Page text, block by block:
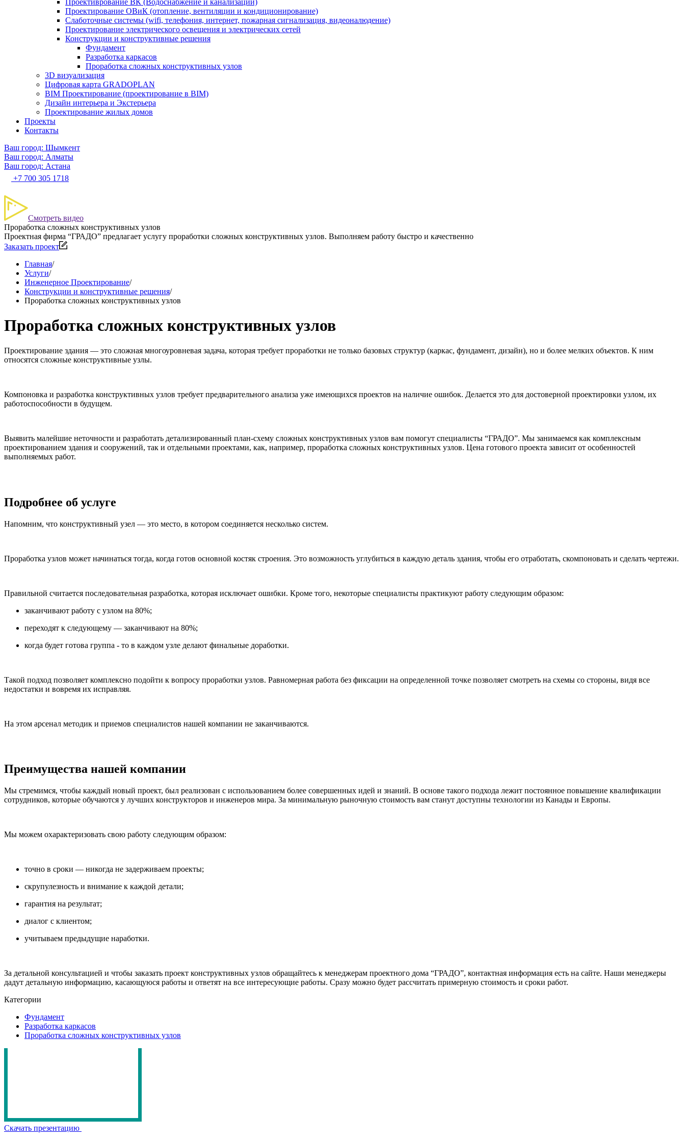
Проективрование ВК (Водоснабжение и канализации)
Проектирование ОВиК (отопление, вентиляции и кондиционирование)
Слаботочные системы (wifi, телефония, интернет, пожарная сигнализация, видеоналюдение)
Проектирование электрического освещения и электрических сетей
Конструкции и конструктивные решения
Фундамент
Разработка каркасов
Проработка сложных конструктивных узлов
3D визуализация
Цифровая карта GRADOPLAN
BIM Проектирование (проектирование в BIM)
Дизайн интерьера и Экстерьера
Проектирование жилых домов
Проекты
Контакты
Ваш город: Шымкент
Ваш город: Алматы
Ваш город: Астана
+7 700 305 1718
Смотреть видео
Проработка сложных конструктивных узлов
Проектная фирма “ГРАДО” предлагает услугу проработки сложных конструктивных узлов. Выполняем работу быстро и качественно
Заказать проект
Главная/
Услуги/
Инженерное Проектирование/
Конструкции и конструктивные решения/
Проработка сложных конструктивных узлов
Проработка сложных конструктивных узлов
Проектирование здания — это сложная многоуровневая задача, которая требует проработки не только базовых структур (каркас, фундамент, дизайн), но и более мелких объектов. К ним
относятся сложные конструктивные узлы.
Компоновка и разработка конструктивных узлов требует предварительного анализа уже имеющихся проектов на наличие ошибок. Делается это для достоверной проектировки узлом, их
работоспособности в будущем.
Выявить малейшие неточности и разработать детализированный план-схему сложных конструктивных узлов вам помогут специалисты “ГРАДО”. Мы занимаемся как комплексным
проектированием здания и сооружений, так и отдельными проектами, как, например, проработка сложных конструктивных узлов. Цена готового проекта зависит от особенностей
выполняемых работ.
Подробнее об услуге
Напомним, что конструктивный узел — это место, в котором соединяется несколько систем.
Проработка узлов может начинаться тогда, когда готов основной костяк строения. Это возможность углубиться в каждую деталь здания, чтобы его отработать, скомпоновать и сделать чертежи.
Правильной считается последовательная разработка, которая исключает ошибки. Кроме того, некоторые специалисты практикуют работу следующим образом:
заканчивают работу с узлом на 80%;
переходят к следующему — заканчивают на 80%;
когда будет готова группа - то в каждом узле делают финальные доработки.
Такой подход позволяет комплексно подойти к вопросу проработки узлов. Равномерная работа без фиксации на определенной точке позволяет смотреть на схемы со стороны, видя все
недостатки и вовремя их исправляя.
На этом арсенал методик и приемов специалистов нашей компании не заканчиваются.
Преимущества нашей компании
Мы стремимся, чтобы каждый новый проект, был реализован с использованием более совершенных идей и знаний. В основе такого подхода лежит постоянное повышение квалификации
сотрудников, которые обучаются у лучших конструкторов и инженеров мира. За минимальную рыночную стоимость вам станут доступны технологии из Канады и Европы.
Мы можем охарактеризовать свою работу следующим образом:
точно в сроки — никогда не задерживаем проекты;
скрупулезность и внимание к каждой детали;
гарантия на результат;
диалог с клиентом;
учитываем предыдущие наработки.
За детальной консультацией и чтобы заказать проект конструктивных узлов обращайтесь к менеджерам проектного дома “ГРАДО”, контактная информация есть на сайте. Наши менеджеры
дадут детальную информацию, касающуюся работы и ответят на все интересующие работы. Сразу можно будет рассчитать примерную стоимость и сроки работ.
Категории
Фундамент
Разработка каркасов
Проработка сложных конструктивных узлов
Скачать презентацию